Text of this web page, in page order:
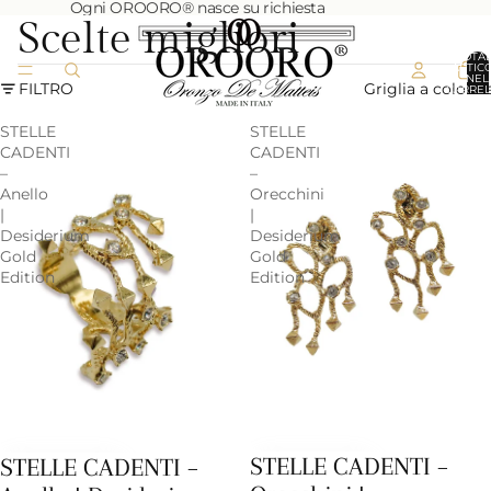
Ogni OROORO® nasce su richiesta
NEL
Scelte migliori
FILTRO Griglia a
STELLE
CADENTI
–
Anello
|
Desiderium
Gold
Edition
STELLE CADENTI –
STELLE
CADENTI
–
Orecchini
|
Desiderium
Gold
Edition
STELLE CADENTI –